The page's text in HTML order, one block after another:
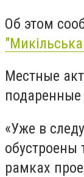
Об этом
Местные
подаренные
«Уже в
обустроены
рамках